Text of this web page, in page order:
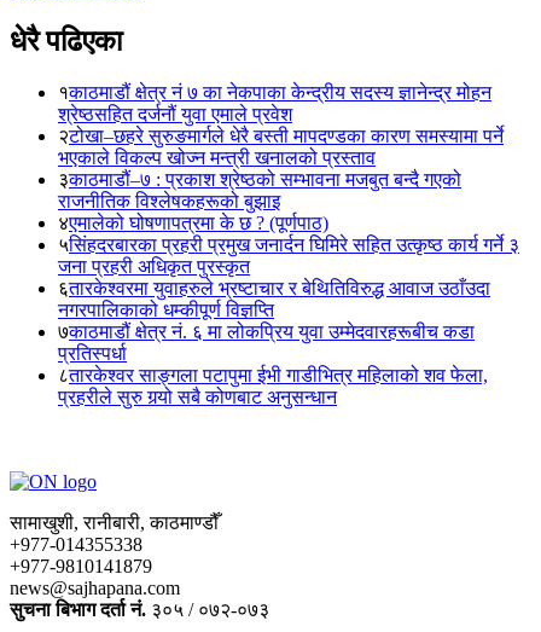
धेरै पढिएका
१काठमाडौं क्षेत्र नं ७ का नेकपाका केन्द्रीय सदस्य ज्ञानेन्द्र मोहन
श्रेष्ठसहित दर्जनौं युवा एमाले प्रवेश
२टोखा–छहरे सुरुङमार्गले धेरै बस्ती मापदण्डका कारण समस्यामा पर्ने
भएकाले विकल्प खोज्न मन्त्री खनालको प्रस्ताव
३काठमाडौं–७ : प्रकाश श्रेष्ठको सम्भावना मजबुत बन्दै गएको
राजनीतिक विश्लेषकहरूको बुझाइ
४एमालेको घोषणापत्रमा के छ ? (पूर्णपाठ)
५सिंहदरबारका प्रहरी प्रमुख जनार्दन घिमिरे सहित उत्कृष्ठ कार्य गर्ने ३
जना प्रहरी अधिकृत पुरस्कृत
६तारकेश्वरमा युवाहरुले भ्रष्टाचार र बेथितिविरुद्ध आवाज उठाँउदा
नगरपालिकाको धम्कीपूर्ण विज्ञप्ति
७काठमाडौं क्षेत्र नं. ६ मा लोकप्रिय युवा उम्मेदवारहरूबीच कडा
प्रतिस्पर्धा
८तारकेश्वर साङ्गला पटापुमा ईभी गाडीभित्र महिलाको शव फेला,
प्रहरीले सुरु गर्‍यो सबै कोणबाट अनुसन्धान
सामाखुशी, रानीबारी, काठमाण्डौँ
+977-014355338
+977-9810141879
news@sajhapana.com
सुचना बिभाग दर्ता नं. ३०५ / ०७२-०७३